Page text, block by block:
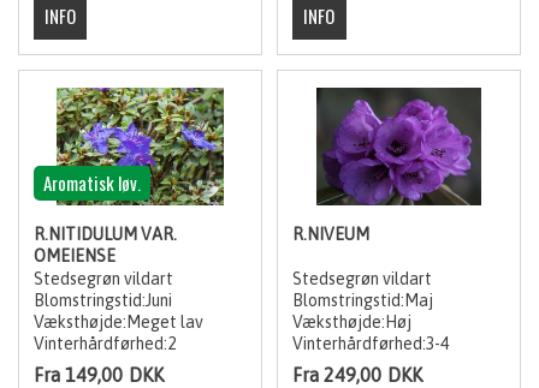
Aromatisk løv.
R.NITIDULUM VAR.
OMEIENSE
Stedsegrøn vildart
Blomstringstid:Juni
Væksthøjde:Meget lav
Vinterhårdførhed:2
Fra 149,00 DKK
R.NIVEUM
Stedsegrøn vildart
Blomstringstid:Maj
Væksthøjde:Høj
Vinterhårdførhed:3-4
Fra 249,00 DKK